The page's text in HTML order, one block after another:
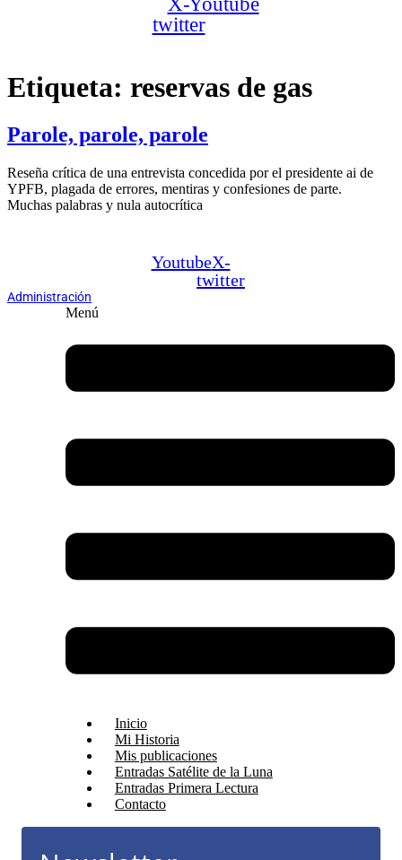
twitter
Etiqueta: reservas de gas
Parole, parole, parole
Reseña crítica de una entrevista concedida por el presidente ai de
YPFB, plagada de errores, mentiras y confesiones de parte.
Muchas palabras y nula autocrítica
YoutubeX-
twitter
Administración
Menú
Inicio
Mi Historia
Mis publicaciones
Entradas Satélite de la Luna
Entradas Primera Lectura
Contacto